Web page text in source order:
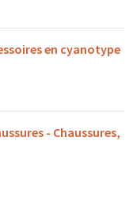
en cyanotype
- Chaussures,